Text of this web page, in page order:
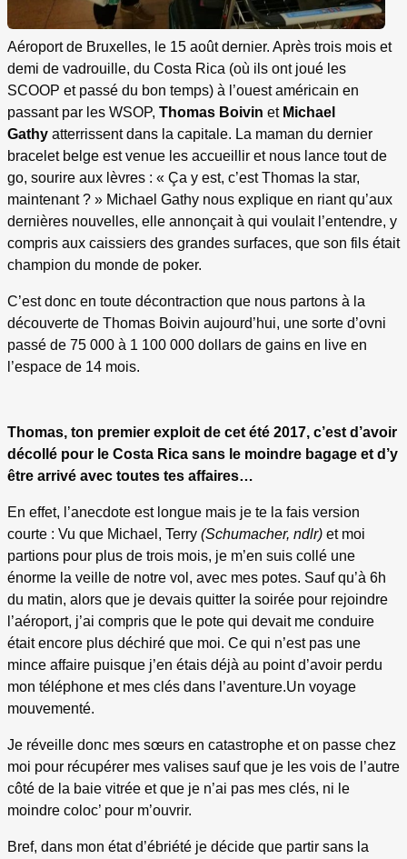
Aéroport de Bruxelles, le 15 août dernier. Après trois mois et
demi de vadrouille, du Costa Rica (où ils ont joué les
SCOOP et passé du bon temps) à l’ouest américain en
passant par les WSOP, Thomas Boivin et Michael
Gathy atterrissent dans la capitale. La maman du dernier
bracelet belge est venue les accueillir et nous lance tout de
go, sourire aux lèvres : « Ça y est, c’est Thomas la star,
maintenant ? » Michael Gathy nous explique en riant qu’aux
dernières nouvelles, elle annonçait à qui voulait l’entendre, y
compris aux caissiers des grandes surfaces, que son fils était
champion du monde de poker.
C’est donc en toute décontraction que nous partons à la
découverte de Thomas Boivin aujourd’hui, une sorte d’ovni
passé de 75 000 à 1 100 000 dollars de gains en live en
l’espace de 14 mois.
Thomas, ton premier exploit de cet été 2017, c’est d’avoir
décollé pour le Costa Rica sans le moindre bagage et d’y
être arrivé avec toutes tes affaires…
En effet, l’anecdote est longue mais je te la fais version
courte : Vu que Michael, Terry (Schumacher, ndlr) et moi
partions pour plus de trois mois, je m’en suis collé une
énorme la veille de notre vol, avec mes potes. Sauf qu’à 6h
du matin, alors que je devais quitter la soirée pour rejoindre
l’aéroport, j’ai compris que le pote qui devait me conduire
était encore plus déchiré que moi. Ce qui n’est pas une
mince affaire puisque j’en étais déjà au point d’avoir perdu
mon téléphone et mes clés dans l’aventure.Un voyage
mouvementé.
Je réveille donc mes sœurs en catastrophe et on passe chez
moi pour récupérer mes valises sauf que je les vois de l’autre
côté de la baie vitrée et que je n’ai pas mes clés, ni le
moindre coloc’ pour m’ouvrir.
Bref, dans mon état d’ébriété je décide que partir sans la